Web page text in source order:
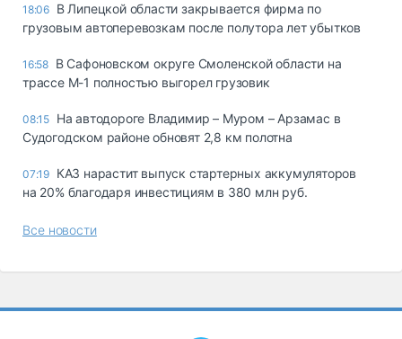
18:06 В Липецкой области закрывается фирма по
грузовым автоперевозкам после полутора лет убытков
16:58 В Сафоновском округе Смоленской области на
трассе М-1 полностью выгорел грузовик
08:15 На автодороге Владимир – Муром – Арзамас в
Судогодском районе обновят 2,8 км полотна
07:19 КАЗ нарастит выпуск стартерных аккумуляторов
на 20% благодаря инвестициям в 380 млн руб.
Все новости